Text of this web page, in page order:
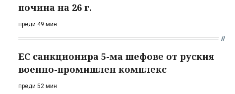
почина на 26 г.
преди 49 мин
ЕС санкционира 5-ма шефове от руския
военно-промишлен комплекс
преди 52 мин